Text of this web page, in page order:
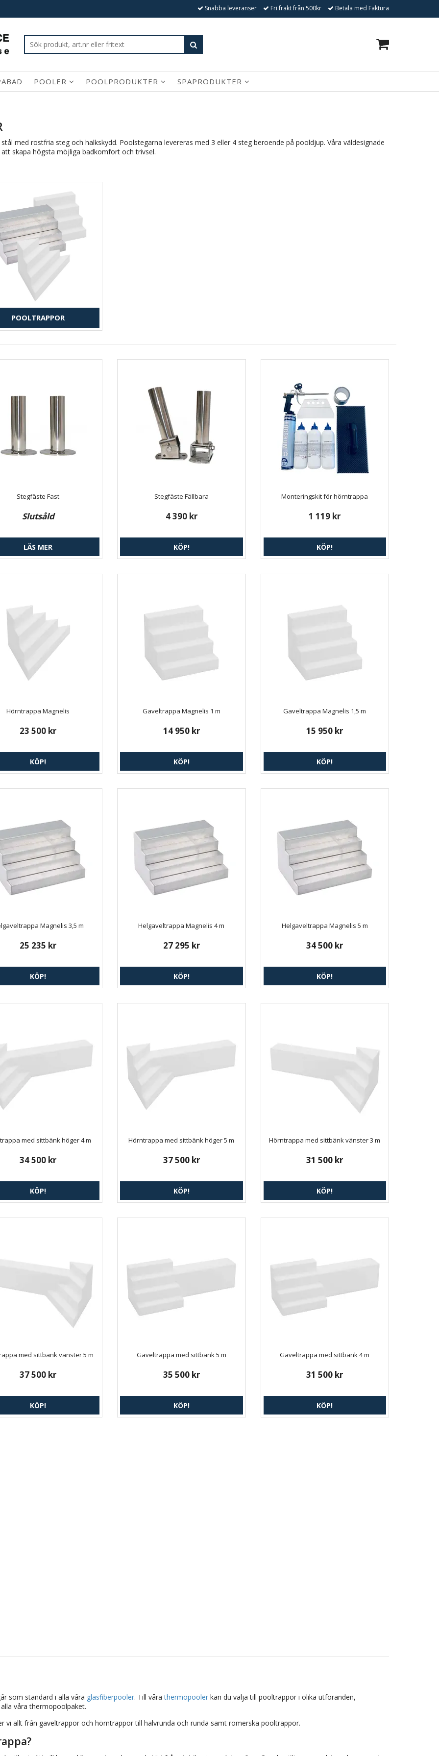
Snabba leveranser Fri frakt från 500kr Betala med Faktura
0
POOLER POOLPRODUKTER SPAPRODUKTER
med rostfria steg och halkskydd. Poolstegarna levereras med 3 eller 4 steg beroende på pooldjup. Våra väldesignade
skapa högsta möjliga badkomfort och trivsel.
POOLTRAPPOR
Stegfäste Fast
Slutsåld
LÄS MER
Stegfäste Fällbara
4 390 kr
KÖP!
Monteringskit för hörntrappa
1 119 kr
KÖP!
Hörntrappa Magnelis
23 500 kr
KÖP!
Gaveltrappa Magnelis 1 m
14 950 kr
KÖP!
Gaveltrappa Magnelis 1,5 m
15 950 kr
KÖP!
Magnelis 3,5 m
25 235 kr
KÖP!
Helgaveltrappa Magnelis 4 m
27 295 kr
KÖP!
Helgaveltrappa Magnelis 5 m
34 500 kr
KÖP!
med sittbänk höger 4 m
34 500 kr
KÖP!
Hörntrappa med sittbänk höger 5 m
37 500 kr
KÖP!
Hörntrappa med sittbänk vänster 3 m
31 500 kr
KÖP!
med sittbänk vänster 5 m
37 500 kr
KÖP!
Gaveltrappa med sittbänk 5 m
35 500 kr
KÖP!
Gaveltrappa med sittbänk 4 m
31 500 kr
KÖP!
som standard i alla våra glasfiberpooler. Till vårathermopooler kan du välja till pooltrappor i olika utföranden,
våra thermopoolpaket.
allt från gaveltrappor och hörntrappor till halvrunda och runda samt romerska pooltrappor.